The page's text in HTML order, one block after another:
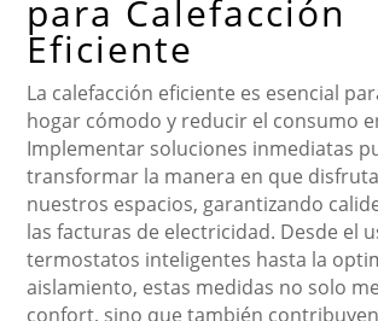
para Calefacción
Eficiente
La calefacción eficiente es esencial
hogar cómodo y reducir el consumo
Implementar soluciones inmediatas
transformar la manera en que
nuestros espacios, garantizando
las facturas de electricidad. Desde el
termostatos inteligentes hasta la
aislamiento, estas medidas no solo
confort, sino que también